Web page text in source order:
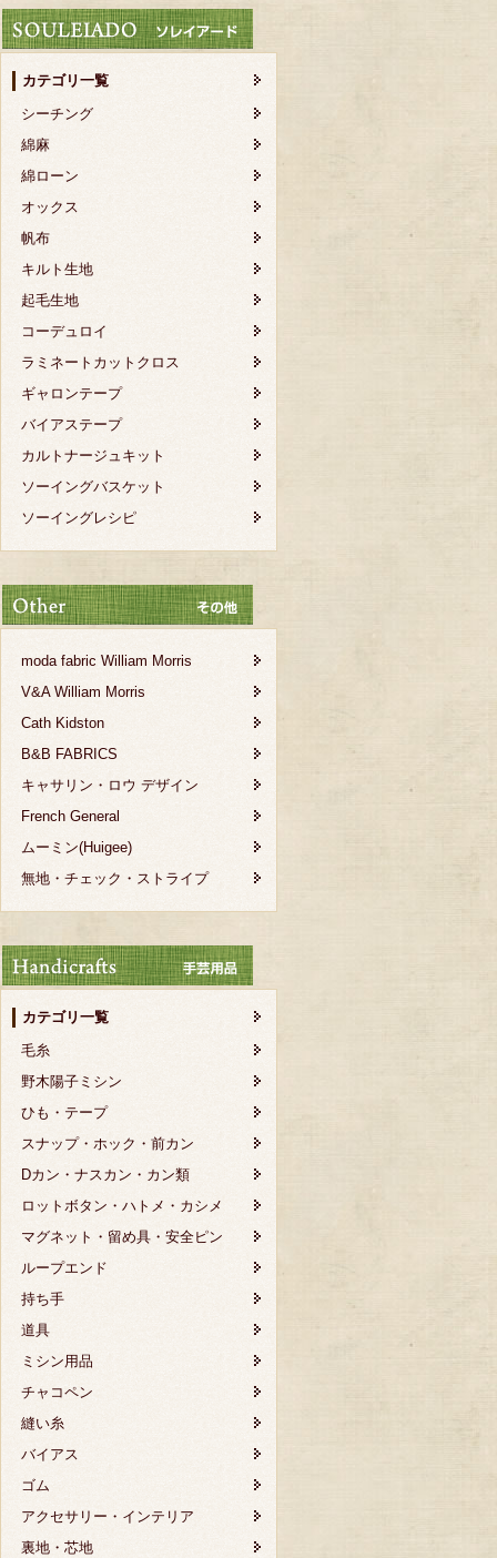
カテゴリ一覧
シーチング
綿麻
綿ローン
オックス
帆布
キルト生地
起毛生地
コーデュロイ
ラミネートカットクロス
ギャロンテープ
バイアステープ
カルトナージュキット
ソーイングバスケット
ソーイングレシピ
moda fabric William Morris
V&A William Morris
Cath Kidston
B&B FABRICS
キャサリン・ロウ デザイン
French General
ムーミン(Huigee)
無地・チェック・ストライプ
カテゴリ一覧
毛糸
野木陽子ミシン
ひも・テープ
スナップ・ホック・前カン
Dカン・ナスカン・カン類
ロットボタン・ハトメ・カシメ
マグネット・留め具・安全ピン
ループエンド
持ち手
道具
ミシン用品
チャコペン
縫い糸
バイアス
ゴム
アクセサリー・インテリア
裏地・芯地